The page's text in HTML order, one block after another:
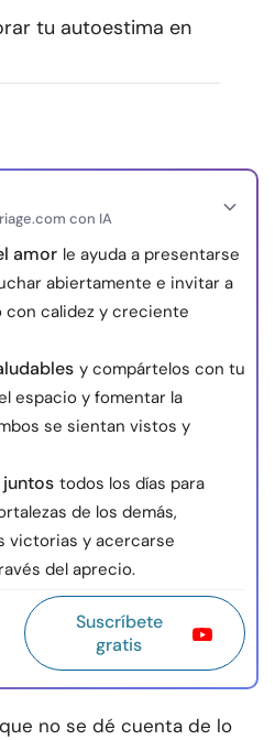
Escríbenos
Publicidad con
tu autoestima en
con IA
amor le ayuda a presentarse
abiertamente e invitar a
con calidez y creciente
y compártelos con tu
espacio y fomentar la
se sientan vistos y
todos los días para
de los demás,
victorias y acercarse
del aprecio.
Suscríbete
gratis
no se dé cuenta de lo